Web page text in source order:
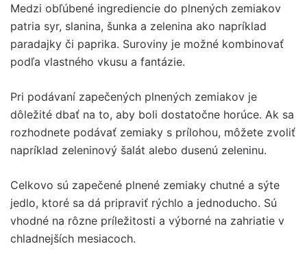
Medzi obľúbené ingrediencie do plnených zemiakov
patria syr, slanina, šunka a zelenina ako napríklad
paradajky či paprika. Suroviny je možné kombinovať
podľa vlastného vkusu a fantázie.
Pri podávaní zapečených plnených zemiakov je
dôležité dbať na to, aby boli dostatočne horúce. Ak sa
rozhodnete podávať zemiaky s prílohou, môžete zvoliť
napríklad zeleninový šalát alebo dusenú zeleninu.
Celkovo sú zapečené plnené zemiaky chutné a sýte
jedlo, ktoré sa dá pripraviť rýchlo a jednoducho. Sú
vhodné na rôzne príležitosti a výborné na zahriatie v
chladnejších mesiacoch.